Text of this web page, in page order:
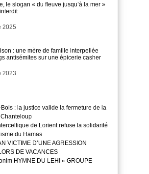
le slogan « du fleuve jusqu’à la mer »
2025
: une mère de famille interpellée
antisémites sur une épicerie casher
2023
: la justice valide la fermeture de la
de Lorient refuse la solidarité
du Hamas
VICTIME D’UNE AGRESSION
DE VACANCES
HYMNE DU LEHI « GROUPE